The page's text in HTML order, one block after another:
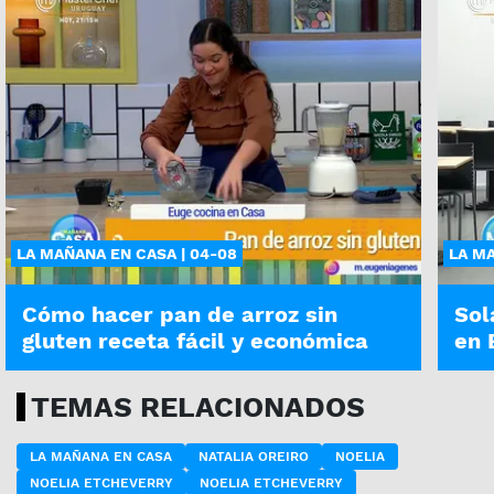
LA MAÑANA EN CASA | 04-08
Cómo hacer pan de arroz sin
gluten receta fácil y económica
LA
en
TEMAS RELACIONADOS
LA MAÑANA EN CASA NATALIA OREIRO
NOELIA
NOELIA ETCHEVERRY
NOELIA ETCHEVERRY